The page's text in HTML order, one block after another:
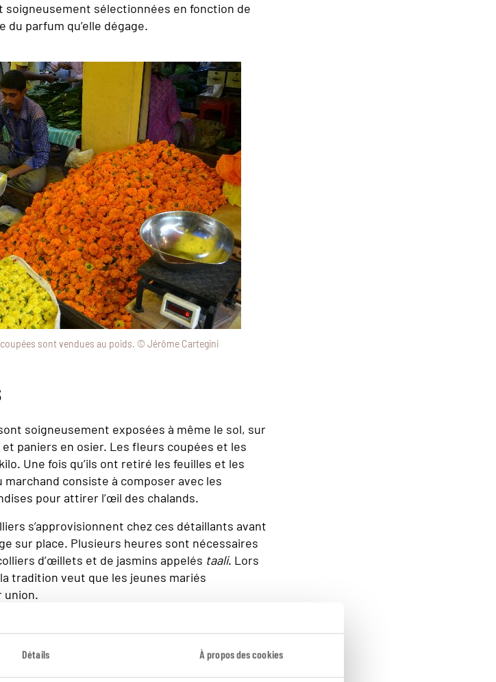
Détails À propos des cookies
soigneusement sélectionnées en fonction de
parfum qu’elle dégage.
sont vendues au poids. © Jérôme Cartegini
soigneusement exposées à même le sol, sur
paniers en osier. Les fleurs coupées et les
Une fois qu’ils ont retiré les feuilles et les
consiste à composer avec les
pour attirer l’œil des chalands.
s’approvisionnent chez ces détaillants avant
sur place. Plusieurs heures sont nécessaires
d’œillets et de jasmins appelés taali. Lors
tradition veut que les jeunes mariés
union.
imposantes guirlandes sont quant à elles
ou encore les chars utilisés durant des